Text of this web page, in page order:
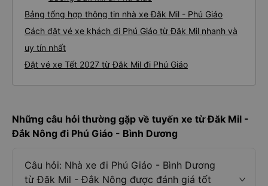
Bảng tổng hợp thông tin nhà xe Đăk Mil - Phú Giáo
Cách đặt vé xe khách đi Phú Giáo từ Đăk Mil nhanh và
uy tín nhất
Đặt vé xe Tết 2027 từ Đăk Mil đi Phú Giáo
Những câu hỏi thường gặp về tuyến xe từ Đăk Mil -
Đắk Nông đi Phú Giáo - Bình Dương
Câu hỏi: Nhà xe đi Phú Giáo - Bình Dương
từ Đăk Mil - Đắk Nông được đánh giá tốt